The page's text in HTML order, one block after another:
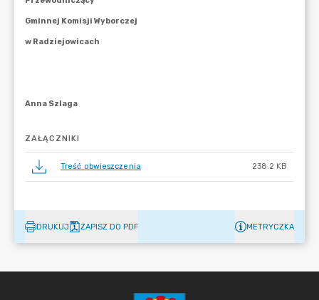
ZAŁĄCZNIKI
Treść obwieszczenia 238.2 KB
DRUKUJ ZAPISZ DO PDF METRYCZKA